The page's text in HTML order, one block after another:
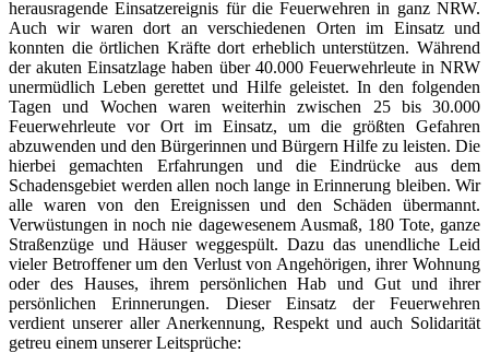
herausragende Einsatzereignis für die Feuerwehren in ganz NRW.
Auch wir waren dort an verschiedenen Orten im Einsatz und
konnten die örtlichen Kräfte dort erheblich unterstützen. Während
der akuten Einsatzlage haben über 40.000 Feuerwehrleute in NRW
unermüdlich Leben gerettet und Hilfe geleistet. In den folgenden
Tagen und Wochen waren weiterhin zwischen 25 bis 30.000
Feuerwehrleute vor Ort im Einsatz, um die größten Gefahren
abzuwenden und den Bürgerinnen und Bürgern Hilfe zu leisten. Die
hierbei gemachten Erfahrungen und die Eindrücke aus dem
Schadensgebiet werden allen noch lange in Erinnerung bleiben. Wir
alle waren von den Ereignissen und den Schäden übermannt.
Verwüstungen in noch nie dagewesenem Ausmaß, 180 Tote, ganze
Straßenzüge und Häuser weggespült. Dazu das unendliche Leid
vieler Betroffener um den Verlust von Angehörigen, ihrer Wohnung
oder des Hauses, ihrem persönlichen Hab und Gut und ihrer
persönlichen Erinnerungen. Dieser Einsatz der Feuerwehren
verdient unserer aller Anerkennung, Respekt und auch Solidarität
getreu einem unserer Leitsprüche: